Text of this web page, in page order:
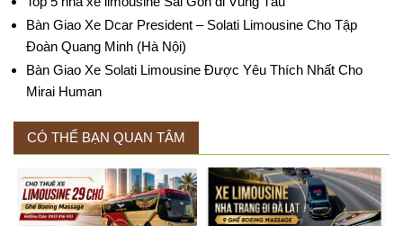
Bàn Giao Xe Dcar President – Solati Limousine Cho Tập
Đoàn Quang Minh (Hà Nội)
Bàn Giao Xe Solati Limousine Được Yêu Thích Nhất Cho
Mirai Human
CÓ THỂ BẠN QUAN TÂM